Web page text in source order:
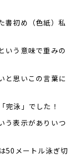
書初め（色紙）私
いう意味で重みの
と思いこの言葉に
完泳」でした！
う表示がありいつ
50メートル泳ぎ切